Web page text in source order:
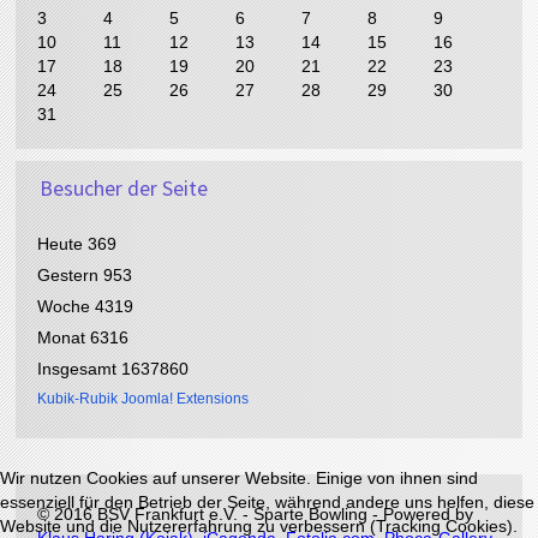
g
e
s
J
a
h
r
g
e
r
M
o
n
a
t
3
4 5 6 7 8
9
10
11 12 13 14 15
16
17
18 19 20 21 22
23
24
25 26 27 28 29
30
31
Besucher der Seite
Heute369
Gestern953
Woche4319
Monat6316
Insgesamt 1637860
Kubik-Rubik Joomla! Extensions
©2016 BSV Frankfurt e.V. - Sparte Bowling - Powered by
Wir nutzen Cookies auf unserer Website. Einige von ihnen sind
essenziell für den Betrieb der Seite, während andere uns helfen, diese
Website und die Nutzererfahrung zu verbessern (Tracking Cookies).